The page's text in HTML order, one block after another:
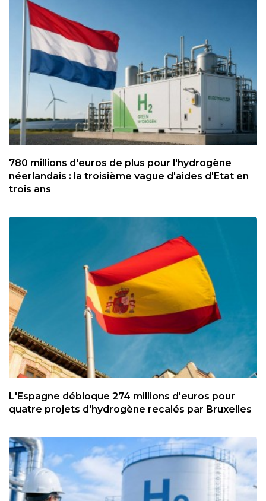
780 millions d'euros de plus pour l'hydrogène
néerlandais : la troisième vague d'aides d'Etat en
trois ans
L'Espagne débloque 274 millions d'euros pour
quatre projets d'hydrogène recalés par Bruxelles